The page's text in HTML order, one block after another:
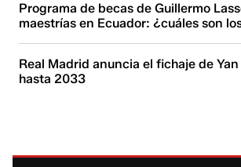
Programa de becas de Guillermo
maestrías en Ecuador: ¿cuáles son
Real Madrid anuncia el fichaje de
hasta 2033